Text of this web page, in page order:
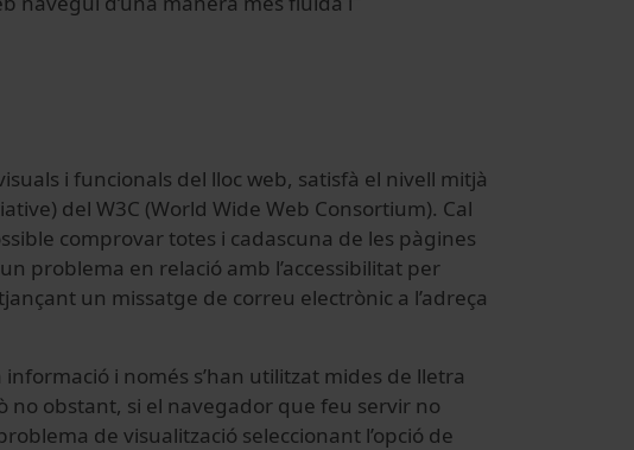
i funcionals del lloc web, satisfà el nivell mitjà
del W3C (World Wide Web Consortium). Cal
comprovar totes i cadascuna de les pàgines
problema en relació amb l’accessibilitat per
un missatge de correu electrònic a l’adreça
i només s’han utilitzat mides de lletra
no obstant, si el navegador que feu servir no
de visualització seleccionant l’opció de